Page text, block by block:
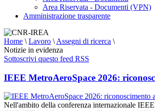
Area Riservata - Documenti (VPN)
Amministrazione trasparente
Home \ Lavoro \ Assegni di ricerca \
Notizie in evidenza
Sottoscrivi questo feed RSS
IEEE MetroAeroSpace 2026:
Nell'ambito della conferenza internazionale